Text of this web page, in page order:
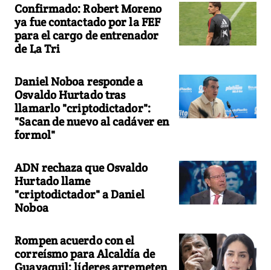
Confirmado: Robert Moreno
ya fue contactado por la FEF
para el cargo de entrenador
de La Tri
Daniel Noboa responde a
Osvaldo Hurtado tras
llamarlo "criptodictador":
"Sacan de nuevo al cadáver en
formol"
ADN rechaza que Osvaldo
Hurtado llame
"criptodictador" a Daniel
Noboa
Rompen acuerdo con el
correísmo para Alcaldía de
Guayaquil: líderes arremeten